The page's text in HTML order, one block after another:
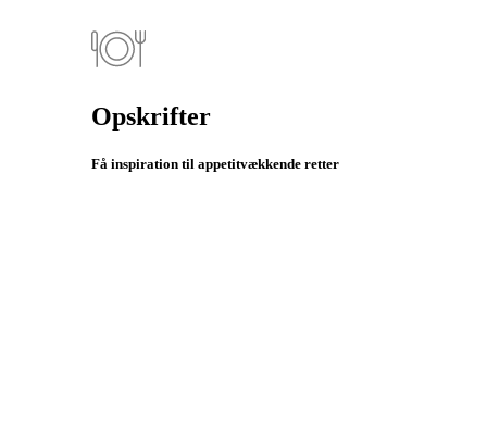
Opskrifter
Få inspiration til appetitvækkende retter